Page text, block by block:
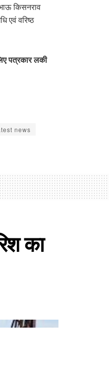
किसनराव
एवं वरिष्ठ
पत्रकार लकी
news
का